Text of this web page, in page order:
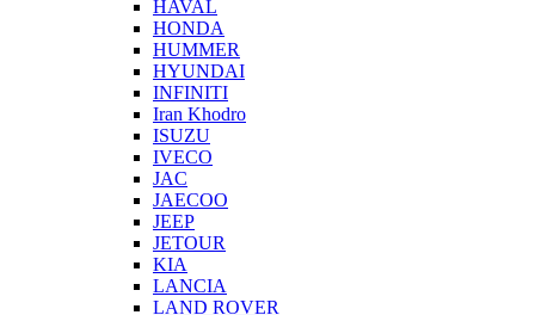
HAVAL
HONDA
HUMMER
HYUNDAI
INFINITI
Iran Khodro
ISUZU
IVECO
JAC
JAECOO
JEEP
JETOUR
KIA
LANCIA
LAND ROVER